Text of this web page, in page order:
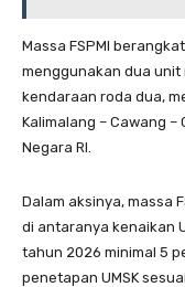
Massa FSPMI
menggunakan dua unit
kendaraan roda dua,
Kalimalang – Cawang –
Negara RI.
Dalam aksinya, massa
di antaranya kenaikan
tahun 2026 minimal 5
penetapan UMSK